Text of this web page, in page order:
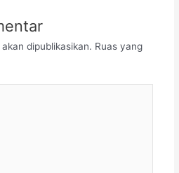
dipublikasikan. Ruas yang